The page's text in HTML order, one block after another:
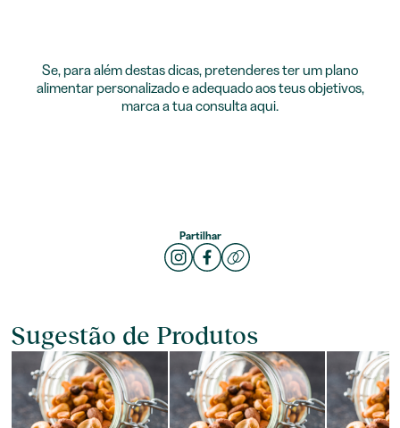
Se, para além destas dicas, pretenderes ter um plano
alimentar personalizado e adequado aos teus objetivos,
marca a tua consulta aqui.
Partilhar
Sugestão de Produtos